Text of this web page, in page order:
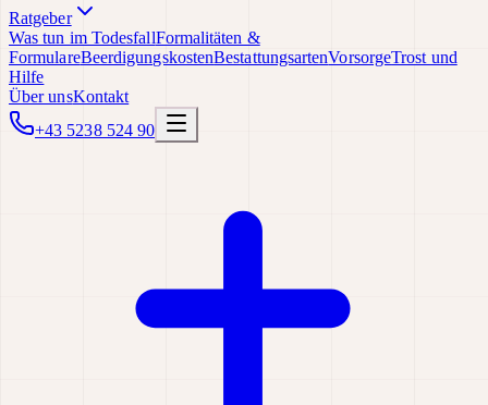
Ratgeber
Was tun im TodesfallFormalitäten &
FormulareBeerdigungskostenBestattungsartenVorsorgeTrost und
Hilfe
Über unsKontakt
+43 5238 524 90